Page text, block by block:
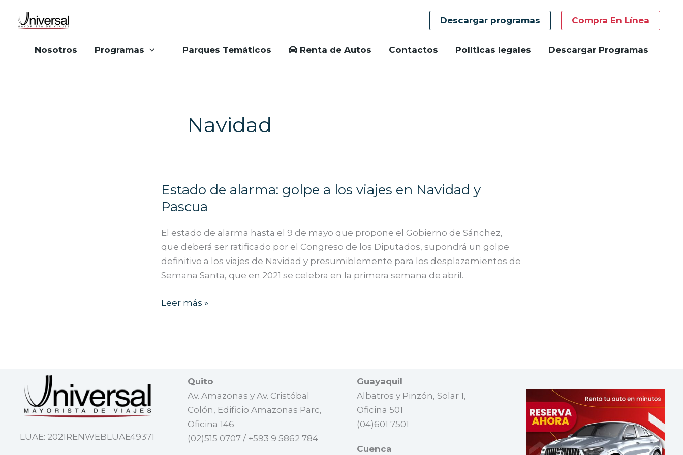
Descargar programas Compra En Línea
Nosotros Programas Parques Temáticos Renta de Autos Contactos Políticas legales Descargar Programas
Navidad
Estado de alarma: golpe a los viajes en Navidad y
Pascua
El estado de alarma hasta el 9 de mayo que propone el Gobierno de Sánchez,
que deberá ser ratificado por el Congreso de los Diputados, supondrá un golpe
definitivo a los viajes de Navidad y presumiblemente para los desplazamientos de
Semana Santa, que en 2021 se celebra en la primera semana de abril.
Estado
de
golpe
a
los
viajes
Navidad
Leer más »
LUAE: 2021RENWEBLUAE49371
Quito
Av. Amazonas y Av. Cristóbal
Colón, Edificio Amazonas Parc,
Oficina 146
(02)515 0707 / +593 9 5862 784
Guayaquil
Albatros y Pinzón, Solar 1,
Oficina 501
(04)601 7501
Cuenca